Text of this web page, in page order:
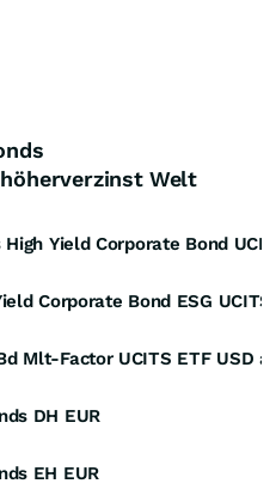
Welt
Yield Corporate Bond
Corporate Bond ESG
Mlt-Factor UCITS ETF USD
DH EUR
EH EUR